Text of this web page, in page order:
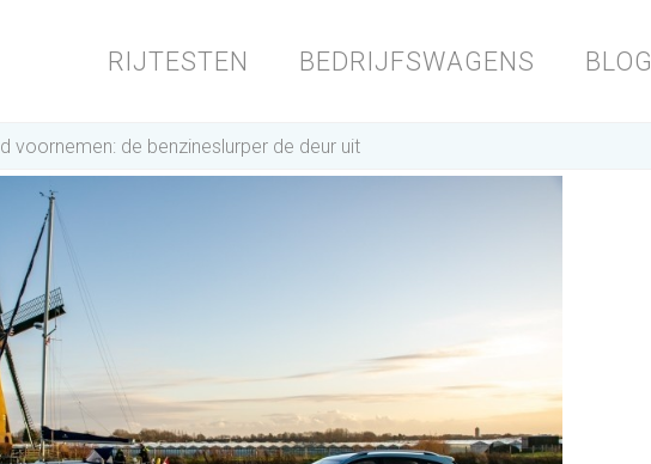
RIJTESTEN BEDRIJFSWAGENS BLOG
voornemen: de benzineslurper de deur uit